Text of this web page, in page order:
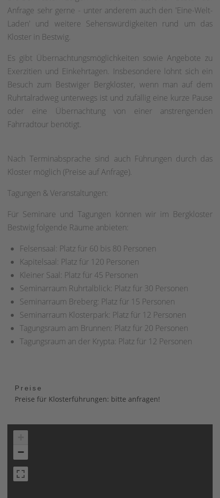
Anfrage sehr gerne - unter anderem auch den 'Eine-Welt-
Laden' und weitere Sehenswürdigkeiten rund um das
Kloster in Bestwig.
Es gibt Übernachtungsmöglichkeiten sowie Angebote zu
Exerzitien und Einkehrtagen. Insbesondere lohnt sich ein
Besuch zum Bestwiger Bergkloster, wenn man auf dem
Ruhrtalradweg unterwegs ist und zufällig eine kurze Pause
oder eine Übernachtung von einer anstrengenden
Fahrradtour benötigt.
Nach Terminabsprache sind auch Führungen durch das
Kloster möglich (Preise auf Anfrage).
Tagungen & Veranstaltungen:
Für Seminare und Tagungen können wir im Bergkloster
Bestwig folgende Räume anbieten:
Felsensaal: Platz für 60 bis 80 Personen
Kapitelsaal: Platz für 120 Personen
Kleiner Saal: Platz für 45 Personen
Seminarraum Ruhrtalblick: Platz für 30 Personen
Seminarraum Breberg: Platz für 15 Personen
Seminarraum Klosterpark: Platz für 12 Personen
Tagungsraum am Brunnen: Platz für 20 Personen
Tagungsraum an der Krypta: Platz für 12 Personen
Preise
Preise für Klosterführungen: bitte anfragen!
−